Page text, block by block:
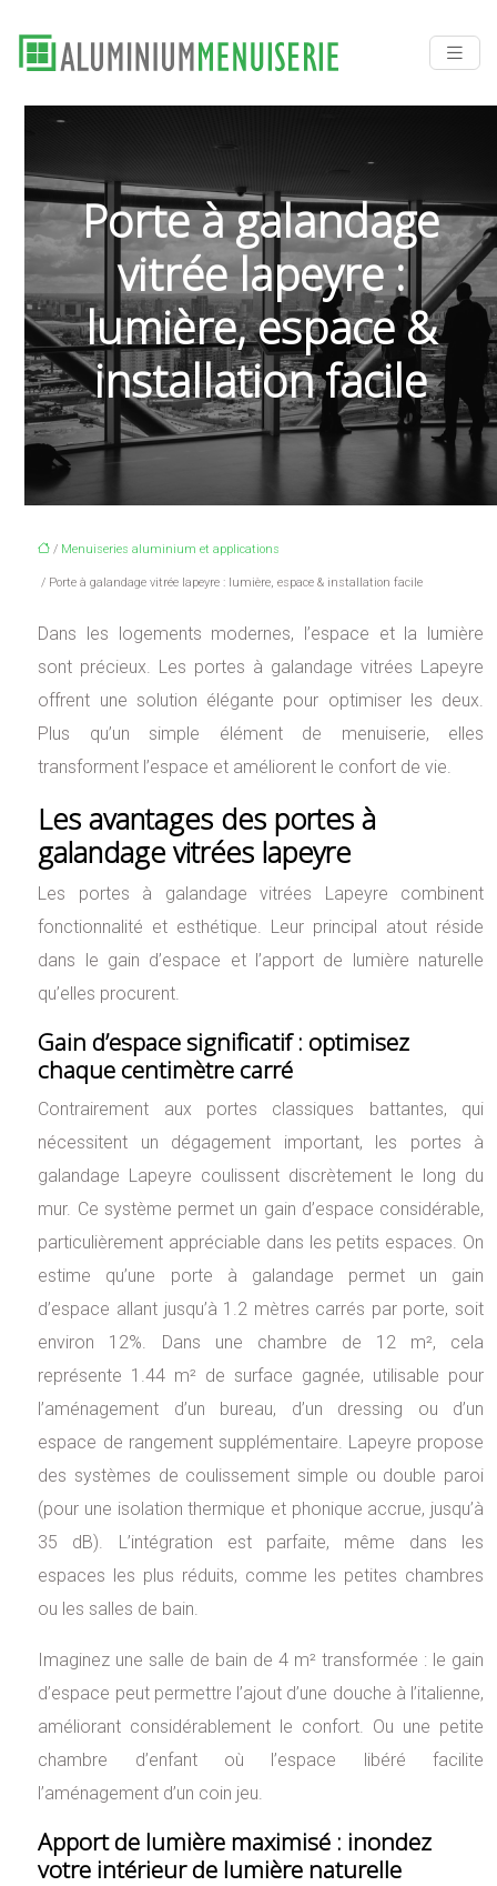
Porte à galandage
vitrée lapeyre :
lumière, espace &
installation facile
/ Menuiseries aluminium et applications
/ Porte à galandage vitrée lapeyre : lumière, espace & installation facile
Dans les logements modernes, l’espace et la lumière
sont précieux. Les portes à galandage vitrées Lapeyre
offrent une solution élégante pour optimiser les deux.
Plus qu’un simple élément de menuiserie, elles
transforment l’espace et améliorent le confort de vie.
Les avantages des portes à
galandage vitrées lapeyre
Les portes à galandage vitrées Lapeyre combinent
fonctionnalité et esthétique. Leur principal atout réside
dans le gain d’espace et l’apport de lumière naturelle
qu’elles procurent.
Gain d’espace significatif : optimisez
chaque centimètre carré
Contrairement aux portes classiques battantes, qui
nécessitent un dégagement important, les portes à
galandage Lapeyre coulissent discrètement le long du
mur. Ce système permet un gain d’espace considérable,
particulièrement appréciable dans les petits espaces. On
estime qu’une porte à galandage permet un gain
d’espace allant jusqu’à 1.2 mètres carrés par porte, soit
environ 12%. Dans une chambre de 12 m², cela
représente 1.44 m² de surface gagnée, utilisable pour
l’aménagement d’un bureau, d’un dressing ou d’un
espace de rangement supplémentaire. Lapeyre propose
des systèmes de coulissement simple ou double paroi
(pour une isolation thermique et phonique accrue, jusqu’à
35 dB). L’intégration est parfaite, même dans les
espaces les plus réduits, comme les petites chambres
ou les salles de bain.
Imaginez une salle de bain de 4 m² transformée : le gain
d’espace peut permettre l’ajout d’une douche à l’italienne,
améliorant considérablement le confort. Ou une petite
chambre d’enfant où l’espace libéré facilite
l’aménagement d’un coin jeu.
Apport de lumière maximisé : inondez
votre intérieur de lumière naturelle